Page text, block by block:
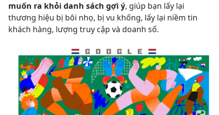
muốn ra khỏi danh sách gợi ý, giúp bạn lấy lại
thương hiệu bị bôi nhọ, bị vu khống, lấy lại niềm tin
khách hàng, lượng truy cập và doanh số.